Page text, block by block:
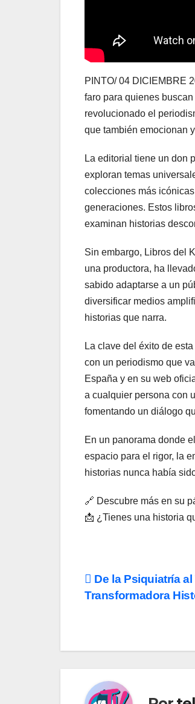
PINTO/ 04 DICIEMBRE
faro para quienes
revolucionado el
que también emocionan
La editorial tiene un don
exploran temas
colecciones más
generaciones. Estos
examinan historias
Sin embargo, Libros del
una productora, ha
sabido adaptarse a un
diversificar medios
historias que narra.
La clave del éxito de
con un periodismo que
España y en su web
a cualquier persona con
fomentando un diálogo
En un panorama donde
espacio para el rigor, la
historias nunca había
🔗 Descubre más en su
📩 ¿Tienes una historia
Navegación
De la Psiquiatría
Transformadora